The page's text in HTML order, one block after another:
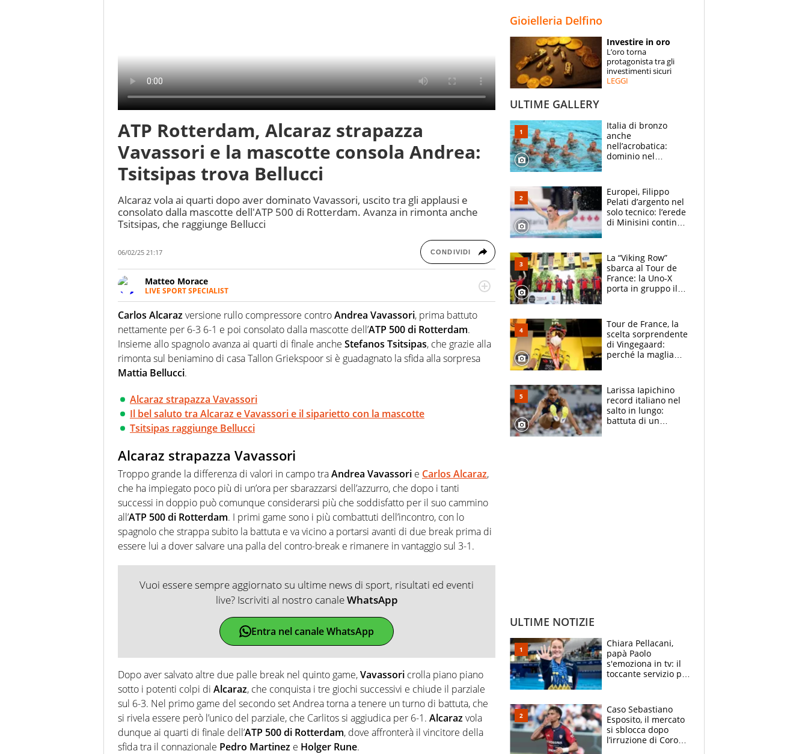
ESPERTI
CONTATTI
ATP Rotterdam, Alcaraz strapazza
Vavassori e la mascotte consola Andrea:
Tsitsipas trova Bellucci
Alcaraz vola ai quarti dopo aver dominato Vavassori, uscito tra gli applausi e
consolato dalla mascotte dell'ATP 500 di Rotterdam. Avanza in rimonta anche
Tsitsipas, che raggiunge Bellucci
06/02/25 21:17 CONDIVIDI
Matteo Morace
LIVE SPORT SPECIALIST
La multimedialità quale approccio personale e professionale. Ama raccontare lo sport
focalizzando ogni attenzione sul tempo reale: la verità della dirette non sono opinioni
ma fatti
Carlos Alcarazversione rullo compressore controAndrea Vavassori, prima battuto
nettamente per 6-3 6-1 e poi consolato dalla mascotte dell’ATP 500 di Rotterdam.
Insieme allo spagnolo avanza ai quarti di finale anche Stefanos Tsitsipas, che grazie alla
rimonta sul beniamino di casa Tallon Griekspoor si è guadagnato la sfida alla sorpresa
Mattia Bellucci.
Alcaraz strapazza Vavassori
Il bel saluto tra Alcaraz e Vavassori e il siparietto con la mascotte
Tsitsipas raggiunge Bellucci
Alcaraz strapazza Vavassori
Troppo grande la differenza di valori in campo traAndrea Vavassori e Carlos Alcaraz,
che ha impiegato poco più di un’ora per sbarazzarsi dell’azzurro, che dopo i tanti
successi in doppio può comunque considerarsi più che soddisfatto per il suo cammino
all’ATP 500 di Rotterdam. I primi game sono i più combattuti dell’incontro, con lo
spagnolo che strappa subito la battuta e va vicino a portarsi avanti di due break prima di
essere lui a dover salvare una palla del contro-break e rimanere in vantaggio sul 3-1.
Vuoi essere sempre aggiornato su ultime news di sport, risultati ed eventi
live? Iscriviti al nostro canaleWhatsApp
Entra nel canale WhatsApp
Dopo aver salvato altre due palle break nel quinto game,Vavassori crolla piano piano
sotto i potenti colpi di Alcaraz, che conquista i tre giochi successivi e chiude il parziale
sul 6-3. Nel primo game del secondo set Andrea torna a tenere un turno di battuta, che
si rivela essere però l’unico del parziale, che Carlitos si aggiudica per 6-1. Alcarazvola
dunque ai quarti di finale dell’ATP 500 di Rotterdam, dove affronterà il vincitore della
sfida tra il connazionale Pedro Martinez e Holger Rune.
Gioielleria Delfino
Investire in oro
L’oro torna
protagonista tra gli
investimenti sicuri
LEGGI
ULTIME GALLERY
Italia di bronzo
anche
nell’acrobatica:
dominio nel
e compagni
continuare
Europei, Filippo
Pelati d’argento nel
solo tecnico: l’erede
di Minisini continua
mirino
La “Viking Row”
sbarca al Tour de
France: la Uno-X
porta in gruppo il
compagni
Tour de France, la
scelta sorprendente
di Vingegaard:
perché la maglia
rischio da evitare
Larissa Iapichino
record italiano nel
salto in lungo:
battuta di un
ULTIME NOTIZIE
Chiara Pellacani,
papà Paolo
s'emoziona in tv: il
toccante servizio per
Caso Sebastiano
Esposito, il mercato
si sblocca dopo
l’irruzione di Corona